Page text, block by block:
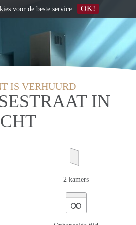
IS VERHUURD
IN
2 kamers
∞
voor de beste service OK!